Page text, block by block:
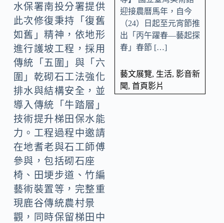
水保署南投分署提供
此次修復秉持「復舊
如舊」精神，依地形
進行護坡工程，採用
傳統「五圍」與「六
圍」乾砌石工法強化
排水與結構安全，並
導入傳統「牛踏層」
技術提升梯田保水能
力。工程過程中邀請
在地耆老與石工師傅
參與，包括砌石座
椅、田埂步道、竹編
藝術裝置等，完整重
現鹿谷傳統農村景
觀，同時保留梯田中
迎接農曆馬年，自今
（24）日起至元宵節推
出「丙午躍春—藝起探
春」春節 […]
藝文展覽, 生活, 影音新
聞, 首頁影片